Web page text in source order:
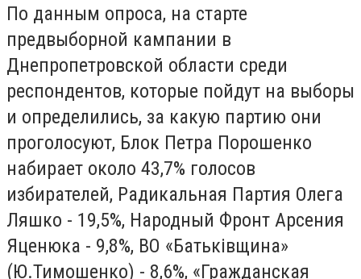
По данным опроса, на старте
предвыборной кампании в
Днепропетровской области среди
респондентов, которые пойдут на выборы
и определились, за какую партию они
проголосуют, Блок Петра Порошенко
набирает около 43,7% голосов
избирателей, Радикальная Партия Олега
Ляшко - 19,5%, Народный Фронт Арсения
Яценюка - 9,8%, ВО «Батьківщина»
(Ю.Тимошенко) - 8,6%, «Гражданская